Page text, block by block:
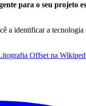
para o seu projeto
a identificar a
Offset na